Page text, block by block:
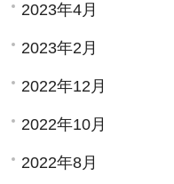
2023年4月
2023年2月
2022年12月
2022年10月
2022年8月